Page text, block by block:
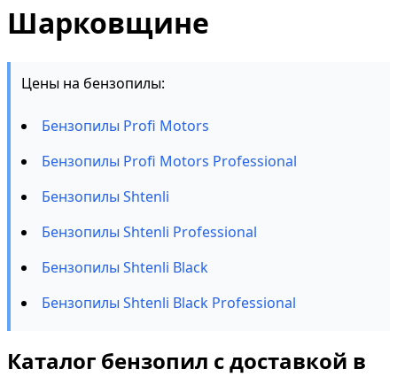
Шарковщине
Цены на бензопилы:
Бензопилы Profi Motors
Бензопилы Profi Motors Professional
Бензопилы Shtenli
Бензопилы Shtenli Professional
Бензопилы Shtenli Black
Бензопилы Shtenli Black Professional
Каталог бензопил с доставкой в